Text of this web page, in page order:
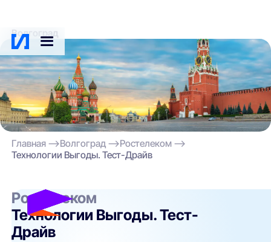
Волгоград
Главная Волгоград
Ростелеком
Технологии Выгоды. Тест-Драйв
Ростелеком
Технологии Выгоды. Тест-
Драйв